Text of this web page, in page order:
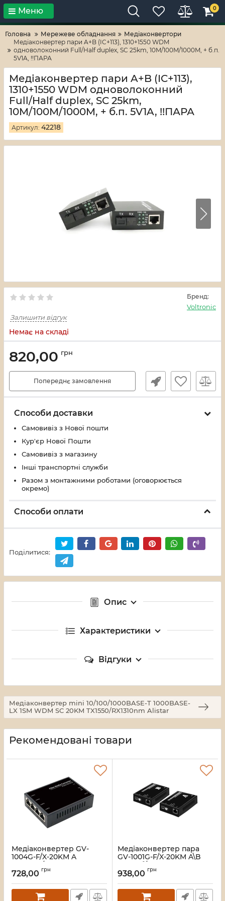
Тільки високі технології! RV-ZAFT
Меню 0
Головна Мережеве обладнання
Медіаконвертори
Медіаконвертер пари A+B (IC+113), 1310+1550 WDM
одноволоконний Full/Half duplex, SC 25km, 10M/100M/1000M, + б.п.
5V1A, !!ПАРА
Медіаконвертер пари A+B (IC+113),
1310+1550 WDM одноволоконний
Full/Half duplex, SC 25km,
10M/100M/1000M, + б.п. 5V1A, !!ПАРА
Артикул: 42218
Бренд:
Voltronic
Залишити відгук
Немає на складі
820,00 грн
Попереднє замовлення
Способи доставки
Самовивіз з Нової пошти
Кур'єр Нової Пошти
Самовивіз з магазину
Інші транспортні служби
Разом з монтажними роботами (оговорюється
окремо)
Способи оплати
Поділитися:
Опис
Характеристики
Відгуки
Медіаконвертер mini 10/100/1000BASE-T 1000BASE-
LX 1SM WDM SC 20KM TX1550/RX1310nm Alistar
Рекомендовані товари
Медіаконвертер GV-
1004G-F/X-20KM A
(1000Mb/c)
Артикул: 38416
728,00 грн
Медіаконвертер пара
GV-1001G-F/X-20KM A\B
1000Мб/с
Артикул: 38418
938,00 грн